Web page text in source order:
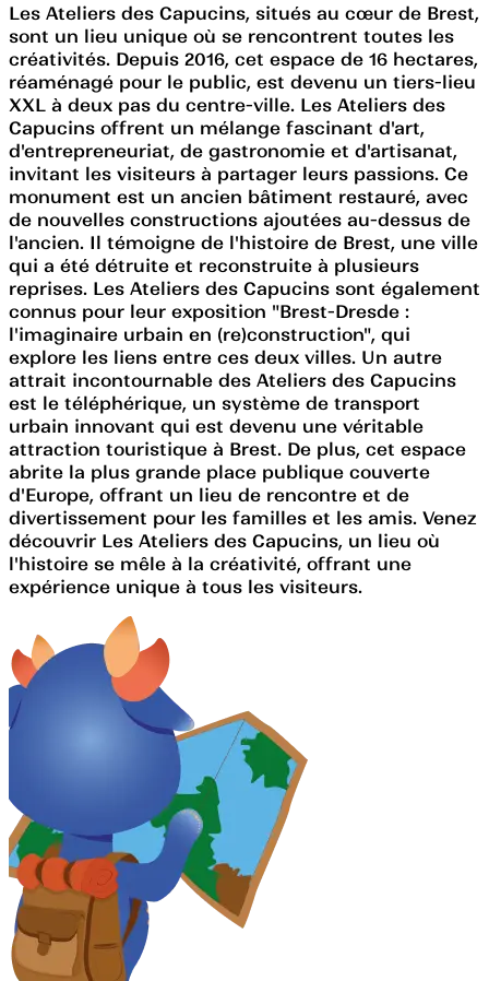
Les Ateliers des Capucins, situés au cœur de Brest,
sont un lieu unique où se rencontrent toutes les
créativités. Depuis 2016, cet espace de 16 hectares,
réaménagé pour le public, est devenu un tiers-lieu
XXL à deux pas du centre-ville. Les Ateliers des
Capucins offrent un mélange fascinant d'art,
d'entrepreneuriat, de gastronomie et d'artisanat,
invitant les visiteurs à partager leurs passions. Ce
monument est un ancien bâtiment restauré, avec
de nouvelles constructions ajoutées au-dessus de
l'ancien. Il témoigne de l'histoire de Brest, une ville
qui a été détruite et reconstruite à plusieurs
reprises. Les Ateliers des Capucins sont également
connus pour leur exposition "Brest-Dresde :
l'imaginaire urbain en (re)construction", qui
explore les liens entre ces deux villes. Un autre
attrait incontournable des Ateliers des Capucins
est le téléphérique, un système de transport
urbain innovant qui est devenu une véritable
attraction touristique à Brest. De plus, cet espace
abrite la plus grande place publique couverte
d'Europe, offrant un lieu de rencontre et de
divertissement pour les familles et les amis. Venez
découvrir Les Ateliers des Capucins, un lieu où
l'histoire se mêle à la créativité, offrant une
expérience unique à tous les visiteurs.